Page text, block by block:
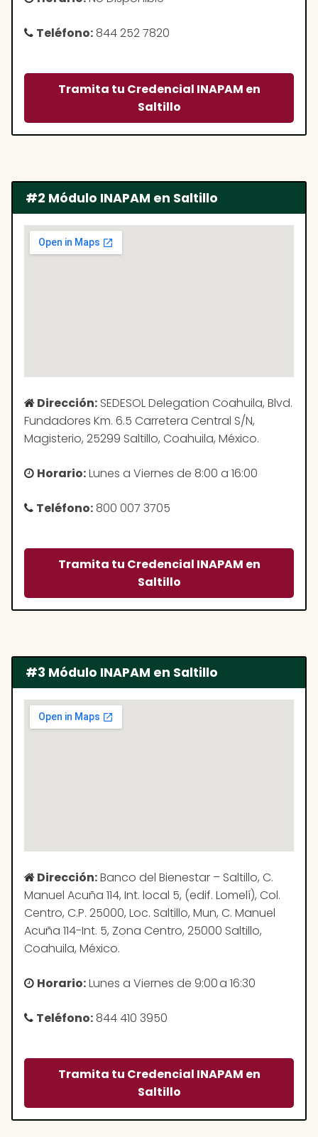
Teléfono:844 252 7820
Tramita tu Credencial INAPAM en
Saltillo
#2 Módulo INAPAM en Saltillo
Dirección: SEDESOL Delegation Coahuila, Blvd.
Fundadores Km. 6.5 Carretera Central S/N,
Magisterio, 25299 Saltillo, Coahuila, México.
Horario:Lunes a Viernes de 8:00 a 16:00
Teléfono:800 007 3705
Tramita tu Credencial INAPAM en
Saltillo
#3 Módulo INAPAM en Saltillo
Dirección:Banco del Bienestar – Saltillo, C.
Manuel Acuña 114, Int. local 5, (edif. Lomelí), Col.
Centro, C.P. 25000, Loc. Saltillo, Mun, C. Manuel
Acuña 114-Int. 5, Zona Centro, 25000 Saltillo,
Coahuila, México.
Horario:Lunes a Viernes de 9:00 a 16:30
Teléfono:844 410 3950
Tramita tu Credencial INAPAM en
Saltillo